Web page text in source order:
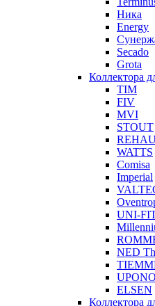
Ника
Energy
Secado
Grota
Коллектора
TIM
FIV
MVI
STOUT
WATTS
Comisa
Imperial
UNI-
NED
ELSEN
Коллектора